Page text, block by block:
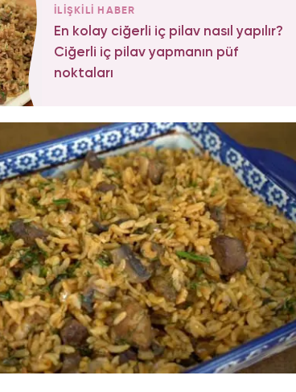
İLİŞKİLİ HABER
En kolay ciğerli iç pilav nasıl yapılır?
Ciğerli iç pilav yapmanın püf
noktaları